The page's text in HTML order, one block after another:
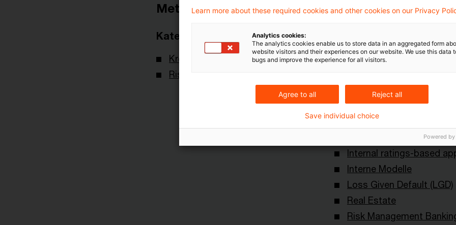
Metadaten
Kategorien
Kreditgeschäft
Risikomanagement
Bankenaufsicht
Capital Requirements
III)
Credit Risk
Internal ratings-based
Interne Modelle
Loss Given Default (LGD)
Real Estate
Risk Management
Learn more about these required cookies and other cookies on our Privacy
Analytics cookies:
The analytics cookies enable us to store data in an aggregated form
website visitors and their experiences on our website. We use this data
bugs and improve the experience for all visitors.
Agree to all Reject all
Save individual choice
Powered by